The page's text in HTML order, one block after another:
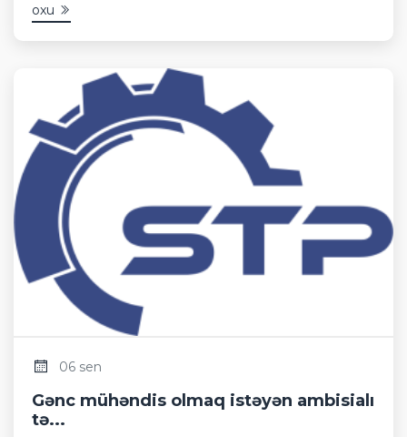
oxu
06 sen
Gənc mühəndis olmaq istəyən ambisialı
tə...